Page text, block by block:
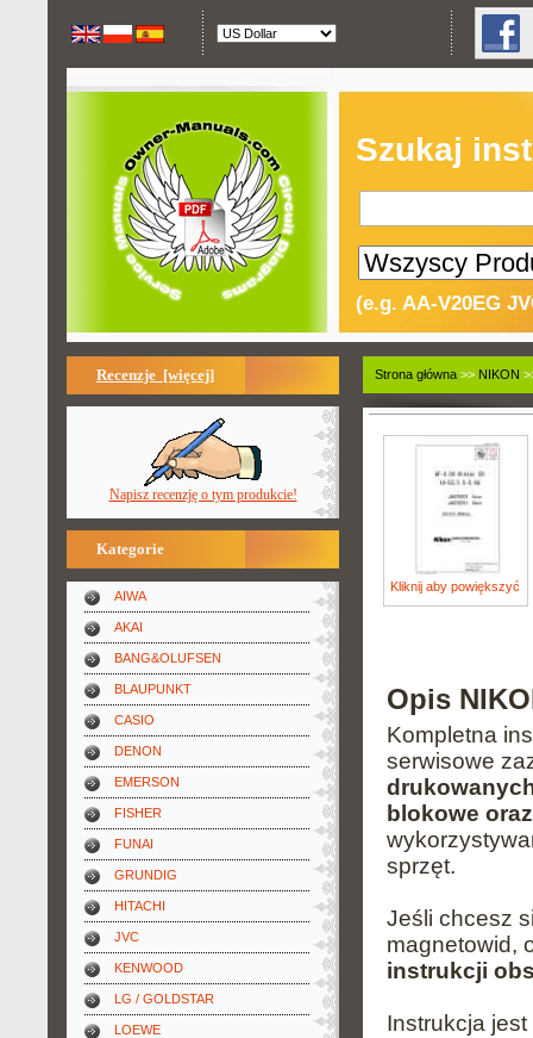
Szukaj
(e.g. AA-V20EG
Recenzje [więcej]
Napisz recenzję o tym produkcie!
Kategorie
AIWA
AKAI
BANG&OLUFSEN
BLAUPUNKT
CASIO
DENON
EMERSON
FISHER
FUNAI
GRUNDIG
HITACHI
JVC
KENWOOD
LG / GOLDSTAR
LOEWE
Strona główna >> NIKON
Kliknij aby powiększyć
Opis
Kompletna
serwisowe
blokowe
sprzęt.
Jeśli chcesz
magnetowid,
instrukcji
Instrukcja